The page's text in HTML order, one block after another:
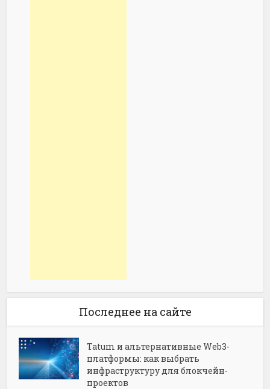
Последнее на сайте
Tatum и альтернативные Web3-
платформы: как выбрать
инфраструктуру для блокчейн-
проектов